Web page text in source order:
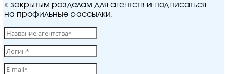
к закрытым разделам для агентств и подписаться
на профильные рассылки.